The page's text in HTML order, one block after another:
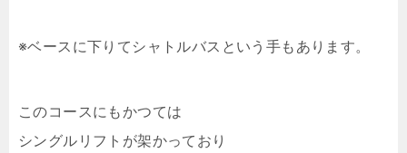
※ベースに下りてシャトルバスという手もあります。
このコースにもかつては
シングルリフトが架かっており